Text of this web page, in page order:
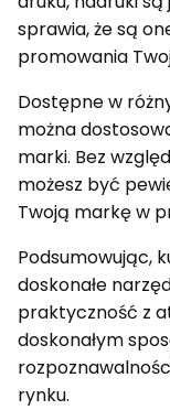
sprawia, że są
promowania
Dostępne w
można
marki. Bez
możesz być
Twoją markę w
Podsumowując,
doskonałe
praktyczność z
doskonałym
rynku.